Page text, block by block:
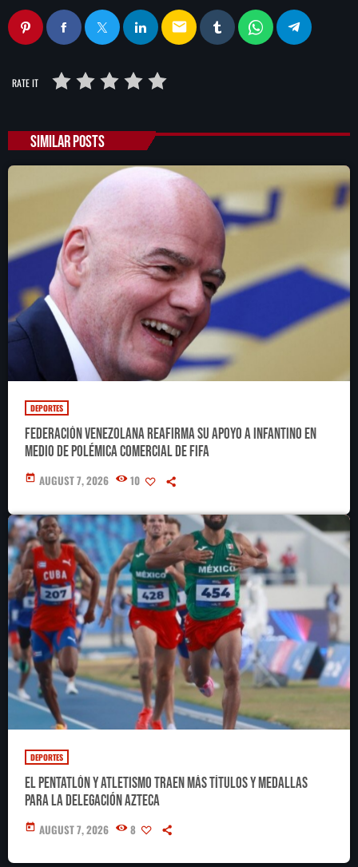
email
RATE IT
SIMILAR POSTS
DEPORTES
Federación Venezolana reafirma su apoyo a Infantino en
medio de polémica comercial de FIFA
today AUGUST 7, 2026 10
DEPORTES
El pentatlón y atletismo traen más títulos y medallas
para la delegación azteca
today AUGUST 7, 2026 8